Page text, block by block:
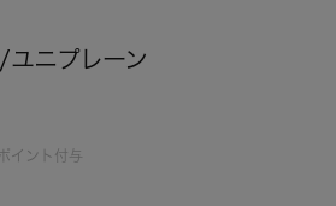
ユニプレーン
イント付与